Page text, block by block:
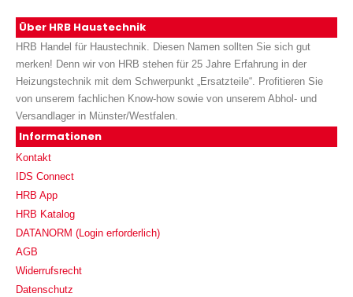
Über HRB Haustechnik
HRB Handel für Haustechnik. Diesen Namen sollten Sie sich gut
merken! Denn wir von HRB stehen für 25 Jahre Erfahrung in der
Heizungstechnik mit dem Schwerpunkt „Ersatzteile“. Profitieren Sie
von unserem fachlichen Know-how sowie von unserem Abhol- und
Versandlager in Münster/Westfalen.
Informationen
Kontakt
IDS Connect
HRB App
HRB Katalog
DATANORM (Login erforderlich)
AGB
Widerrufsrecht
Datenschutz